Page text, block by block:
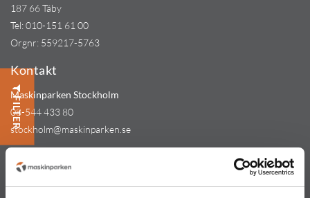
187 66 Täby
Tel:010-151 61 00
Orgnr: 559217-5763
Kontakt
Maskinparken Stockholm
08-544 433 80
stockholm@maskinparken.se
031-711 30 10
FILTER